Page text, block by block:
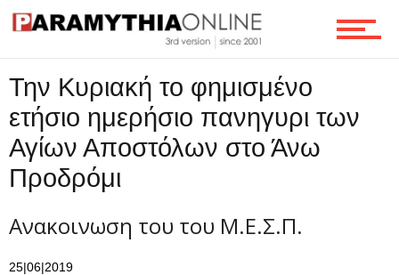
Επικοινωνία
Την Κυριακή το φημισμένο
ετήσιο ημερήσιο πανηγυρι των
Αγίων Αποστόλων στο Άνω
Προδρόμι
Ανακοινωση του του Μ.Ε.Σ.Π.
25|06|2019